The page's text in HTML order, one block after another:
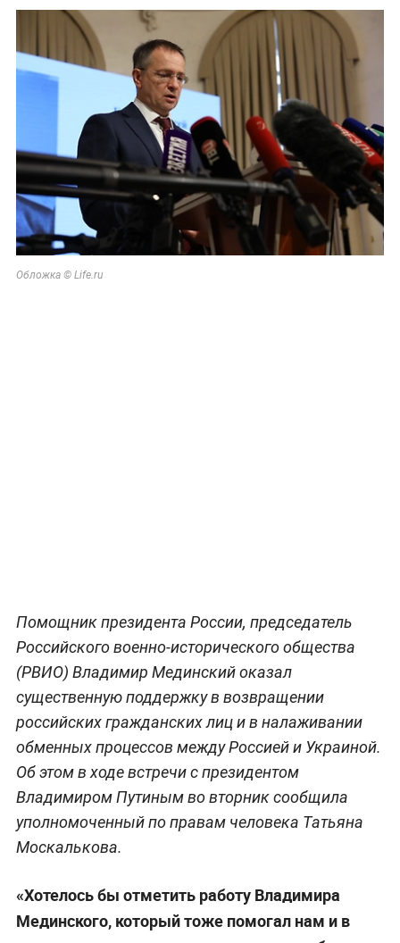
Обложка © Life.ru
Помощник президента России, председатель
Российского военно-исторического общества
(РВИО) Владимир Мединский оказал
существенную поддержку в возвращении
российских гражданских лиц и в налаживании
обменных процессов между Россией и Украиной.
Об этом в ходе встречи с президентом
Владимиром Путиным во вторник сообщила
уполномоченный по правам человека Татьяна
Москалькова.
«Хотелось бы отметить работу Владимира
Мединского, который тоже помогал нам и в